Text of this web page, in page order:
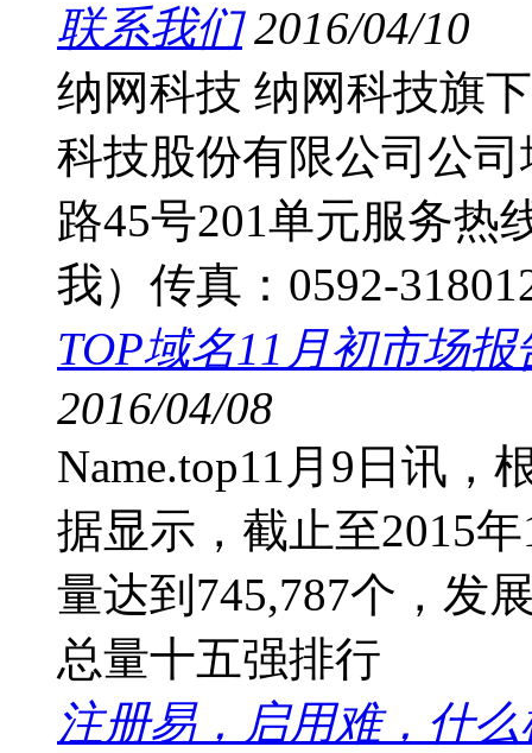
联系我们 2016/04/10
纳网科技 纳网科技旗
科技股份有限公司公
路45号201单元服务热
我）传真：0592-
TOP域名11月初市场
2016/04/08
Name.top11月9日讯，
据显示，截止至2015
量达到745,787个，发
总量十五强排行
注册易，启用难，什